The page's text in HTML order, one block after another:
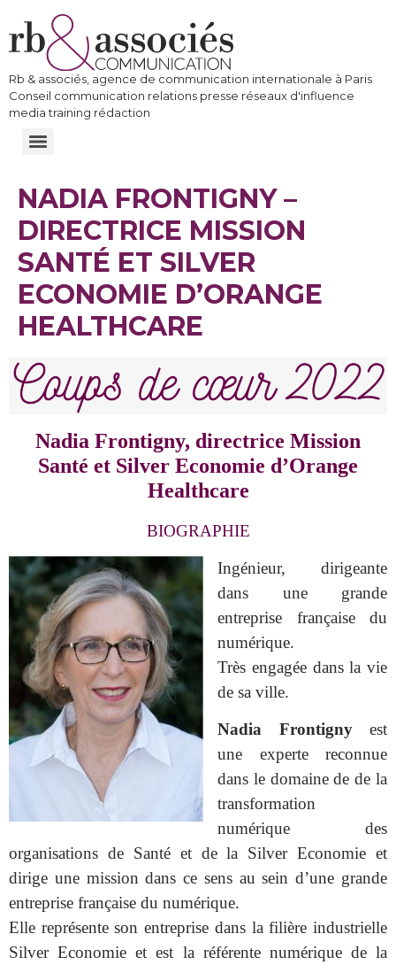
Rb & associés, agence de communication internationale à Paris
Conseil communication relations presse réseaux d'influence
media training rédaction
NADIA FRONTIGNY –
DIRECTRICE MISSION
SANTÉ ET SILVER
ECONOMIE D’ORANGE
HEALTHCARE
Nadia Frontigny, directrice Mission
Santé et Silver Economie d’Orange
Healthcare
BIOGRAPHIE
Ingénieur, dirigeante
dans une grande
entreprise française du
numérique.
Très engagée dans la vie
de sa ville.
Nadia Frontignyest
une experte reconnue
dans le domaine de de la
transformation
numérique des
organisations de Santé et de la Silver Economie et
dirige une mission dans ce sens au sein d’une grande
entreprise française du numérique.
Elle représente son entreprise dans la filière industrielle
Silver Economie et est la référente numérique de la